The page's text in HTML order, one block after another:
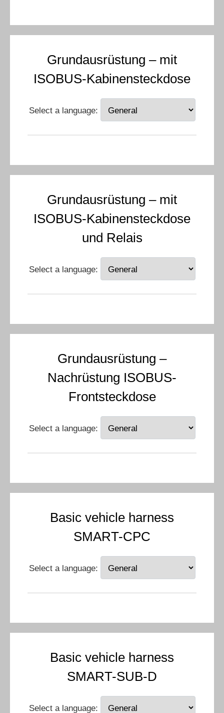
Grundausrüstung – mit
ISOBUS-Kabinensteckdose
Select a language:
Grundausrüstung – mit
ISOBUS-Kabinensteckdose
und Relais
Select a language:
Grundausrüstung –
Nachrüstung ISOBUS-
Frontsteckdose
Select a language:
Basic vehicle harness
SMART-CPC
Select a language:
Basic vehicle harness
SMART-SUB-D
Select a language: